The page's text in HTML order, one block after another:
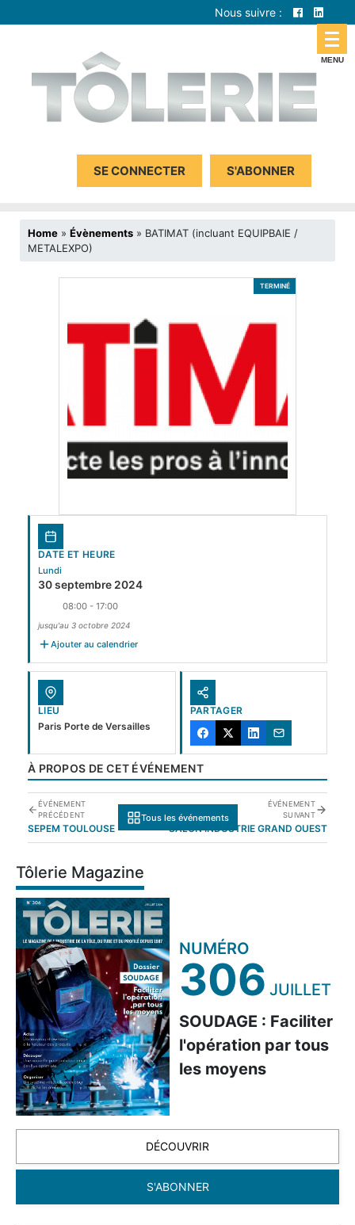
Nous suivre :
SE CONNECTER S'ABONNER
Home » Évènements » BATIMAT (incluant EQUIPBAIE /
METALEXPO)
TERMINÉ
DATE ET HEURE
Lundi
30 septembre 2024
08:00 - 17:00
jusqu'au 3 octobre 2024
Ajouter au calendrier
LIEU
Paris Porte de Versailles
PARTAGER
À PROPOS DE CET ÉVÉNEMENT
ÉVÉNEMENT
PRÉCÉDENT
SEPEM TOULOUSE
Tous les événements
ÉVÉNEMENT
SUIVANT
SALON INDUSTRIE GRAND OUEST
Tôlerie Magazine
NUMÉRO
306 JUILLET
SOUDAGE : Faciliter
l'opération par tous
les moyens
DÉCOUVRIR
S'ABONNER